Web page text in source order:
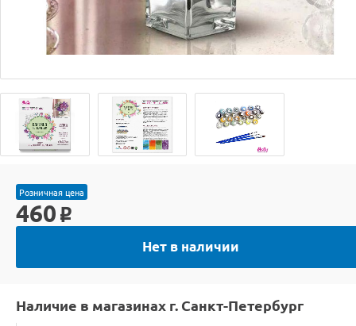
Розничная цена
460 o
Нет в наличии
Наличие в магазинах г. Санкт-Петербург